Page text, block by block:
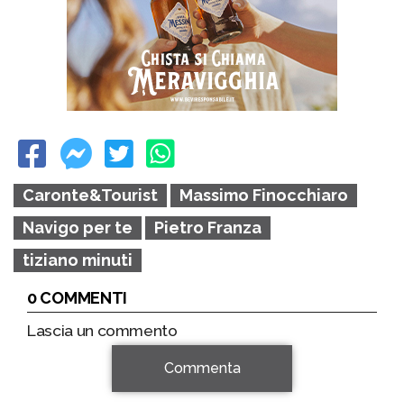
Caronte&Tourist
Massimo Finocchiaro
Navigo per te
Pietro Franza
tiziano minuti
0 COMMENTI
Lascia un commento
Commenta